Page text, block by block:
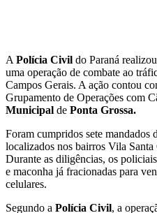
A Polícia Civil do Paraná
uma operação de combate ao
Campos Gerais. A ação contou
Grupamento de Operações com
Municipal de Ponta Grossa.
Foram cumpridos sete mandados
localizados nos bairros Vila
Durante as diligências, os
e maconha já fracionadas para
celulares.
Segundo a Polícia Civil, a